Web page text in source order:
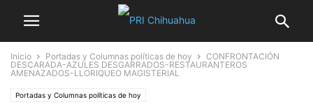
Inicio Portadas y Columnas políticas de hoy
CONFRONTACIÓN
DESCARADA-AZULES DESGARRADOS-RESTAURANTEROS
AMENAZADOS-LLORIQUEO MAGISTERIAL
Portadas y Columnas políticas de hoy